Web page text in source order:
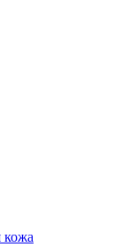
кожа